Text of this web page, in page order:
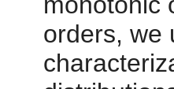
orders, we